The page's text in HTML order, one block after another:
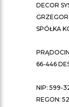
DECOR
SPÓŁKA
PRĄDOCIN
66-446
NIP: 599-
REGON: